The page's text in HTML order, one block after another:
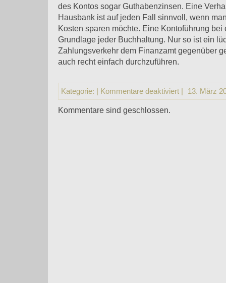
des Kontos sogar Guthabenzinsen. Eine
Hausbank ist auf jeden Fall sinnvoll, wenn
Kosten sparen möchte. Eine Kontoführung bei
Grundlage jeder Buchhaltung. Nur so ist ein
Zahlungsverkehr dem Finanzamt gegenüber
auch recht einfach durchzuführen.
Kategorie: | Kommentare deaktiviert | 13. März
Kommentare sind geschlossen.